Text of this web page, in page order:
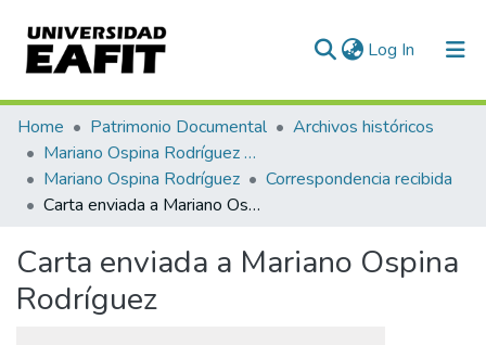
Log In (current)
Communities & Collections
All of DSpace
Statistics
Home Patrimonio Documental
Archivos históricos
Mariano Ospina Rodríguez (1826 -1912)
Mariano Ospina Rodríguez
Correspondencia recibida
Carta enviada a Mariano Ospina Rodríguez
Carta enviada a Mariano Ospina
Rodríguez